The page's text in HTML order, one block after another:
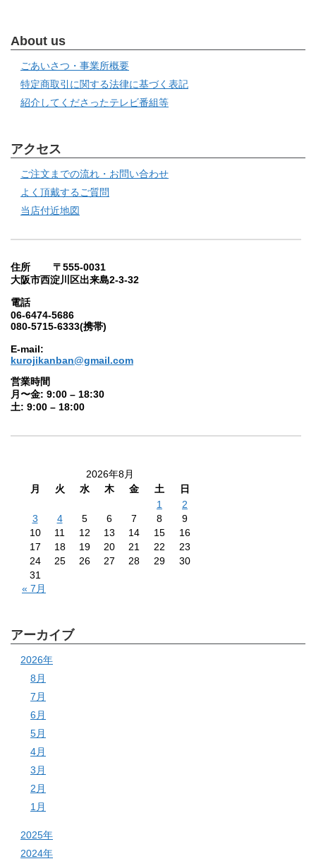
About us
ごあいさつ・事業所概要
特定商取引に関する法律に基づく表記
紹介してくださったテレビ番組等
アクセス
ご注文までの流れ・お問い合わせ
よく頂戴するご質問
当店付近地図
住所 〒555-0031
大阪市西淀川区出来島2-3-32
電話
06-6474-5686
080-5715-6333(携帯)
E-mail:
kurojikanban@gmail.com
営業時間
月〜金: 9:00 – 18:30
土: 9:00 – 18:00
2026年8月
月
火 水 木 金 土
日
1
2
3
4 5 6 7 8
9
10
11 12 13 14 15
16
17
18 19 20 21 22
23
24
25 26 27 28 29
30
31
« 7月
アーカイブ
2026年
8月
7月
6月
5月
4月
3月
2月
1月
2025年
2024年